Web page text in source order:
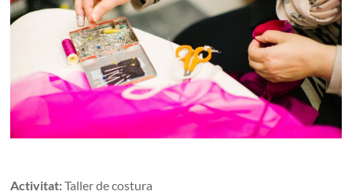
Activitat:Taller de costura